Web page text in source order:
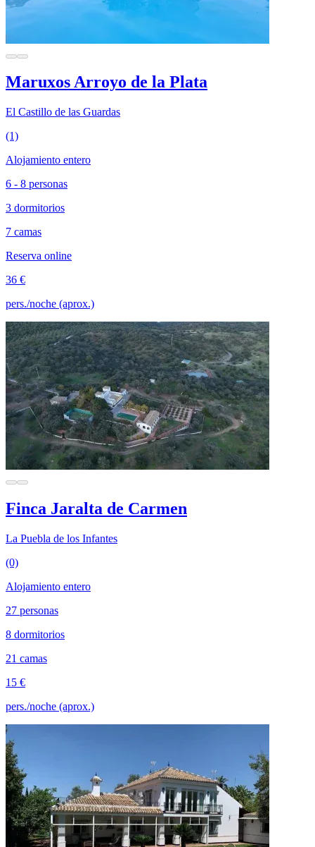
Maruxos Arroyo de la Plata
El Castillo de las Guardas
(1)
Alojamiento entero
6 - 8 personas
3 dormitorios
7 camas
Reserva online
36 €
pers./noche (aprox.)
Finca Jaralta de Carmen
La Puebla de los Infantes
(0)
Alojamiento entero
27 personas
8 dormitorios
21 camas
15 €
pers./noche (aprox.)